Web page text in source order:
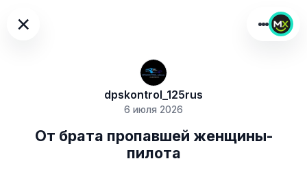
×
dpskontrol_125rus
6 июля 2026
От брата пропавшей женщины-
пилота